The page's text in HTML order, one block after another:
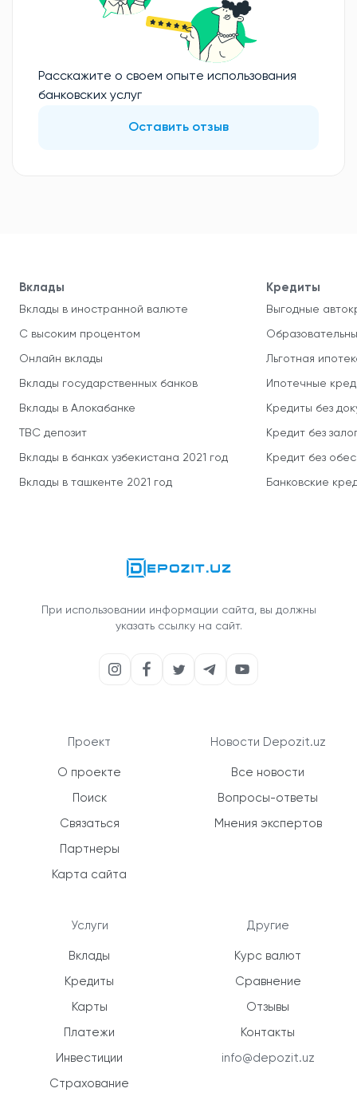
Расскажите о своем опыте использования
банковских услуг
Оставить отзыв
Вклады
Вклады в иностранной валюте
С высоким процентом
Онлайн вклады
Вклады государственных банков
Вклады в Алокабанке
TBC депозит
Вклады в банках узбекистана 2021 год
Вклады в ташкенте 2021 год
Кредиты
Выгодные
Льготная
Ипотечные
Кредиты без
Кредит без
Кредит без
Банковские
При использовании информации сайта, вы должны
указать ссылку на сайт.
Проект
О проекте
Поиск
Связаться
Партнеры
Карта сайта
Услуги
Вклады
Кредиты
Карты
Платежи
Инвестиции
Страхование
Новости Depozit.uz
Все новости
Вопросы-ответы
Мнения экспертов
Другие
Курс валют
Сравнение
Отзывы
Контакты
info@depozit.uz